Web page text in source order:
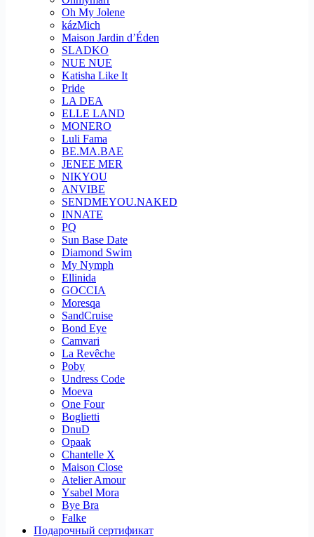
Oh My Jolene
kázMich
Maison Jardin d’Éden
SLADKO
NUE NUE
Katisha Like It
Pride
LA DEA
ELLE LAND
MONERO
Luli Fama
BE.MA.BAE
JENEE MER
NIKYOU
ANVIBE
SENDMEYOU.NAKED
INNATE
PQ
Sun Base Date
Diamond Swim
My Nymph
Ellinida
GOCCIA
Moresqa
SandCruise
Bond Eye
Camvari
La Revêche
Poby
Undress Code
Moeva
One Four
Boglietti
DnuD
Opaak
Chantelle X
Maison Close
Atelier Amour
Ysabel Mora
Bye Bra
Falke
Подарочный сертификат